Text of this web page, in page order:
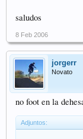
saludos
8 Feb 2006
jorgerr
Novato
no foot en la
Adjuntos: